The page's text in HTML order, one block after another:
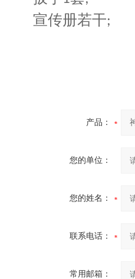
宣传册若干;
产品：
您的单位：
您的姓名：
联系电话：
常用邮箱：